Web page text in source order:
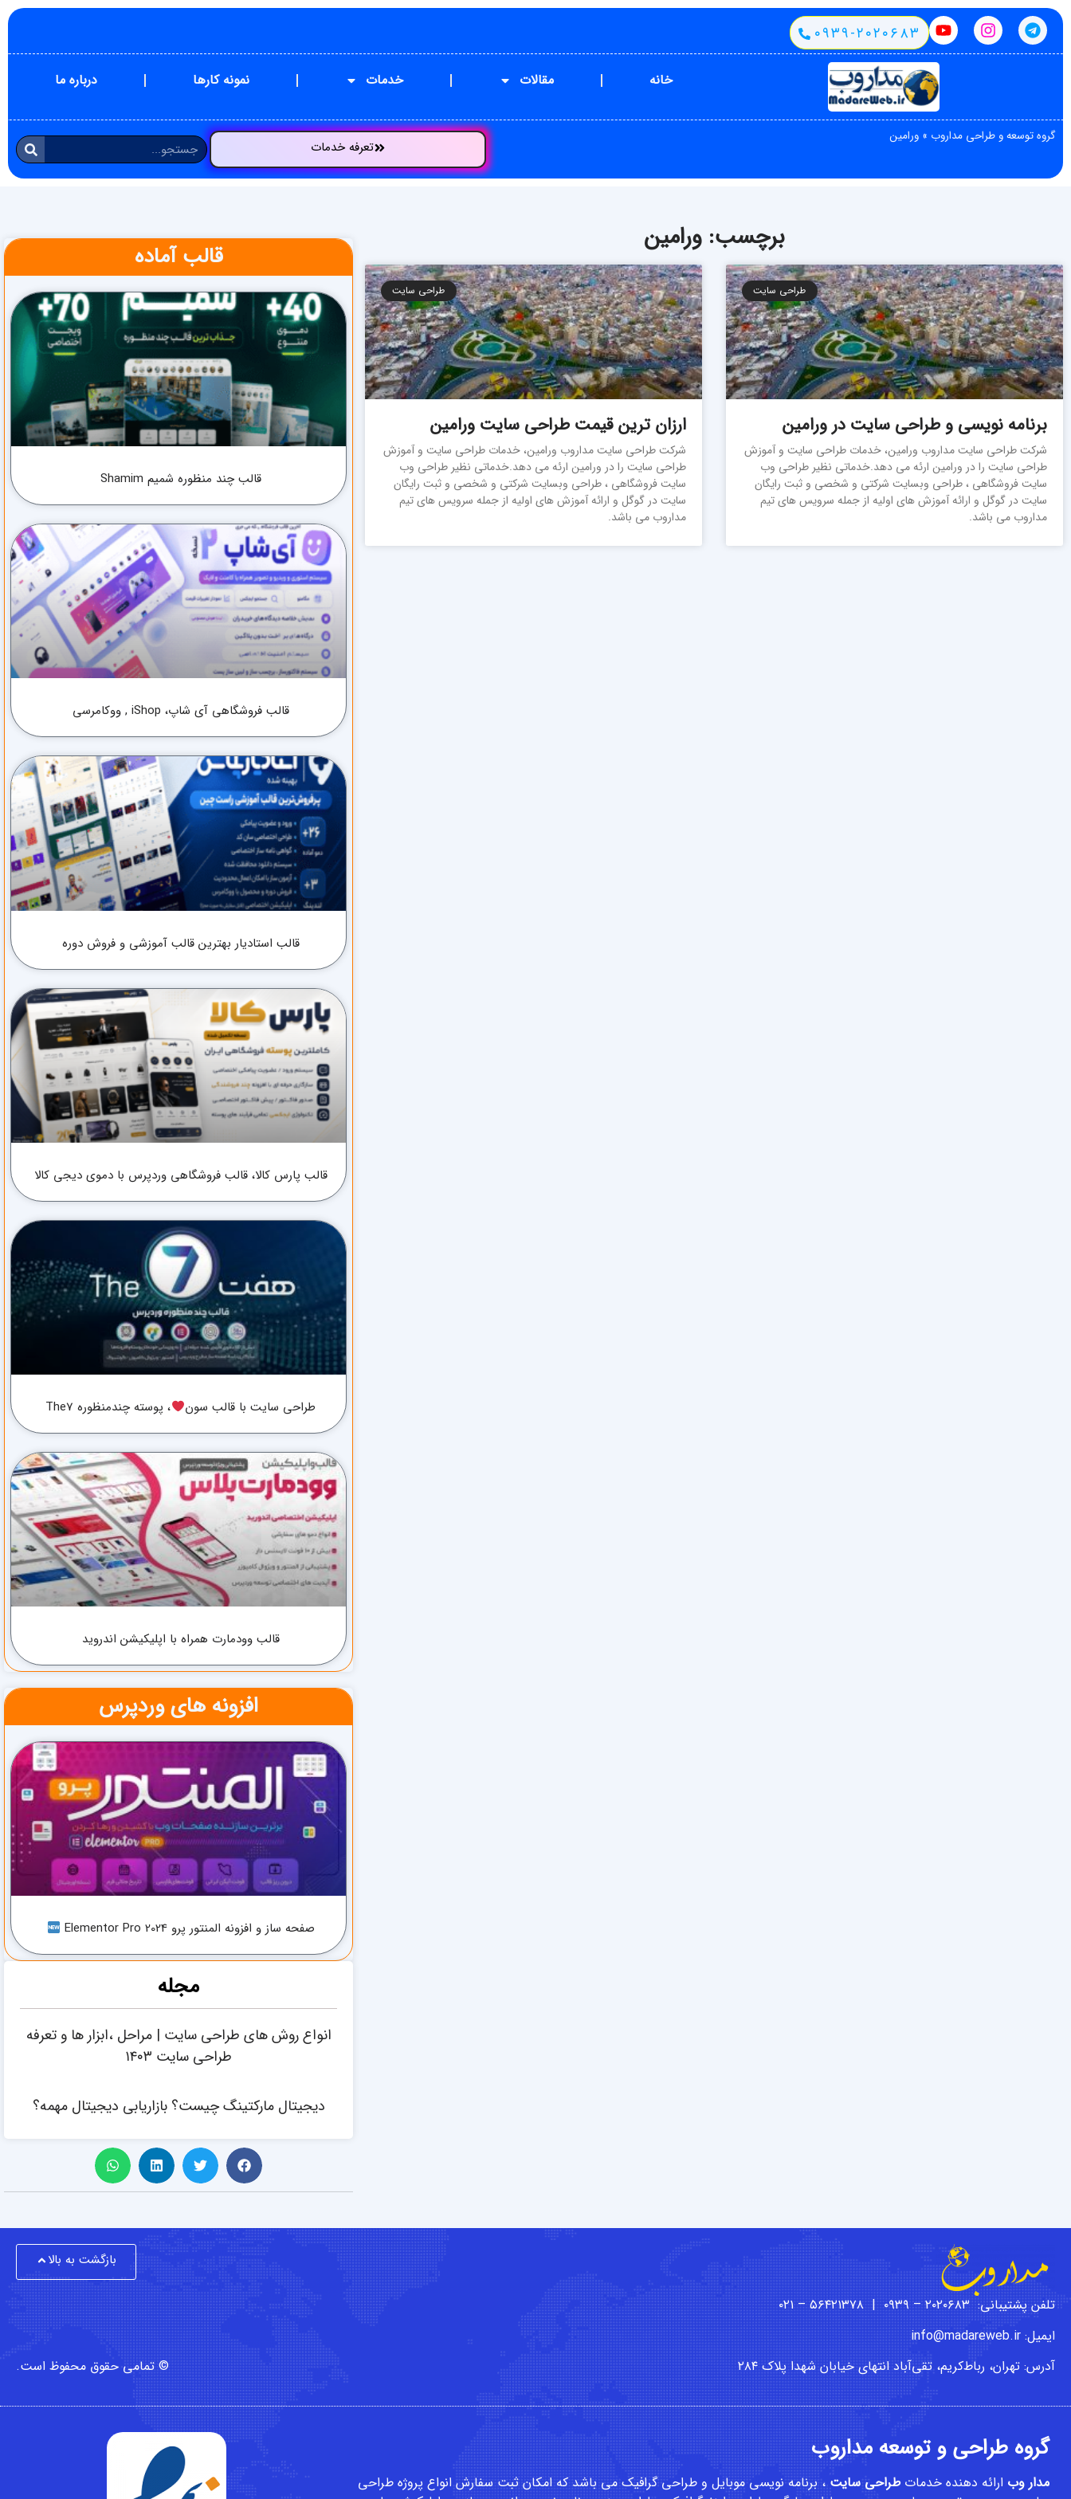
۰۹۳۹-۲۰۲۰۶۸۳
خانه مقالات خدمات نمونه کارها درباره ما
گروه توسعه و طراحی مداروب » ورامین
تعرفه خدمات
برچسب: ورامین
طراحی سایت
برنامه نویسی و طراحی سایت در ورامین
شرکت طراحی سایت مداروب ورامین، خدمات طراحی سایت و آموزش
طراحی سایت را در ورامین ارئه می دهد.خدماتی نظیر طراحی وب
سایت فروشگاهی ، طراحی وبسایت شرکتی و شخصی و ثبت رایگان
سایت در گوگل و ارائه آموزش های اولیه از جمله سرویس های تیم
مداروب می باشد.
طراحی سایت
ارزان ترین قیمت طراحی سایت ورامین
شرکت طراحی سایت مداروب ورامین، خدمات طراحی سایت و آموزش
طراحی سایت را در ورامین ارئه می دهد.خدماتی نظیر طراحی وب
سایت فروشگاهی ، طراحی وبسایت شرکتی و شخصی و ثبت رایگان
سایت در گوگل و ارائه آموزش های اولیه از جمله سرویس های تیم
مداروب می باشد.
قالب آماده
قالب چند منظوره شمیم Shamim
قالب فروشگاهی آی شاپ، iShop , ووکامرسی
قالب استادیار بهترین قالب آموزشی و فروش دوره
قالب پارس کالا، قالب فروشگاهی وردپرس با دموی دیجی کالا
طراحی سایت با قالب سون ، پوسته چندمنظوره The7
قالب وودمارت همراه با اپلیکیشن اندروید
افزونه های وردپرس
صفحه ساز و افزونه المنتور پرو Elementor Pro 2024
مجله
انواع روش های طراحی سایت | مراحل ،ابزار ها و تعرفه
طراحی سایت ۱۴۰۳
دیجیتال مارکتینگ چیست؟ بازاریابی دیجیتال مهمه؟
تلفن پشتیبانی: ۲۰۲۰۶۸۳ – ۰۹۳۹ | ۵۶۴۲۱۳۷۸ – ۰۲۱
ایمیل: info@madareweb.ir
آدرس: تهران، رباط‌کریم، تقی‌آباد انتهای خیابان شهدا پلاک ۲۸۴
بازگشت به بالا
© تمامی حقوق محفوظ است.
گروه طراحی و توسعه مداروب
مدار وب ارائه دهنده خدماتطراحی سایت ،برنامه نویسی موبایل و طراحی گرافیکمی باشد که امکانثبت سفارشانواع پروژه طراحی